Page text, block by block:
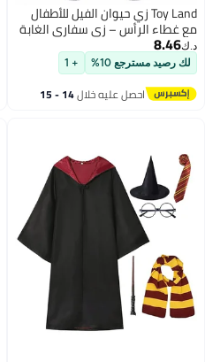
Toy Land زي حيوان الفيل للأطفال
مع غطاء الرأس – زي سفاري الغابة
5 سنوات
د.ك‏8.46
لك رصيد مسترجع 10% + 1
احصل عليه خلال 14 - 15